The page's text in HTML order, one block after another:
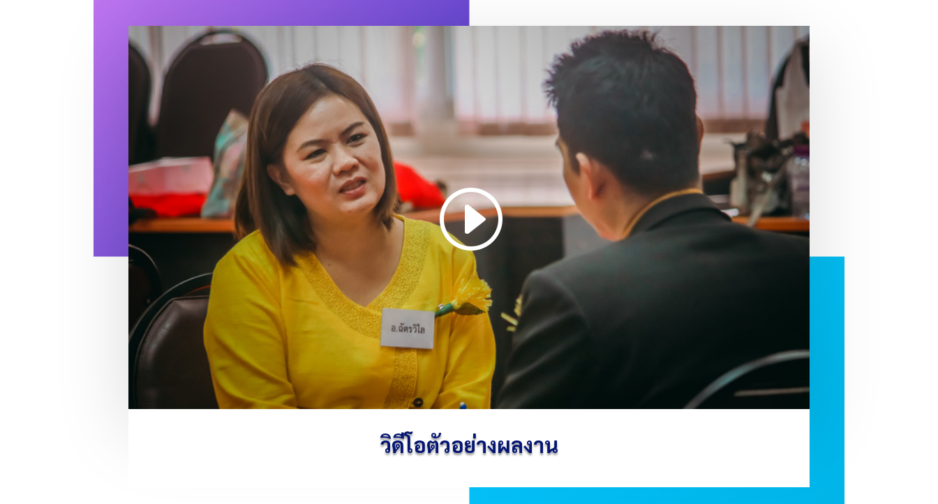
วิดีโอตัวอย่างผลงาน